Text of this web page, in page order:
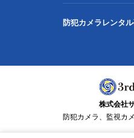
防犯カメラレンタ
株式会社
防犯カメラ、監視カ